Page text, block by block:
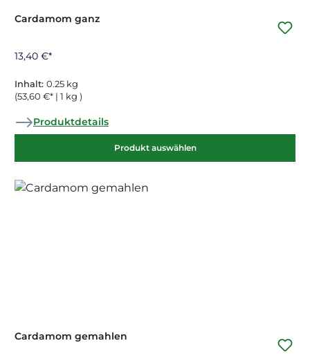
Cardamom ganz
13,40 €*
Inhalt: 0.25 kg
(53,60 €* | 1 kg )
Produktdetails
Produkt auswählen
Cardamom gemahlen